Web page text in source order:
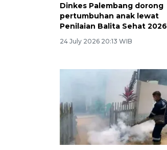
Dinkes Palembang dorong
pertumbuhan anak lewat
Penilaian Balita Sehat 2026
24 July 2026 20:13 WIB